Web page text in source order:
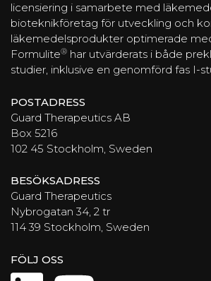
licensiering i samarbete med
bioteknikföretag för utveckling och
läkemedelsprodukter optimerade
Formulite® har utvärderats i både
studier, inklusive en genomförd fas I-
POSTADRESS
Guard Therapeutics AB
Box 5216
102 45 Stockholm, Sweden
BESÖKSADRESS
Guard Therapeutics
Nybrogatan 34, 2 tr
114 39 Stockholm, Sweden
FÖLJ OSS